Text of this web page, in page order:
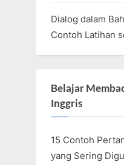
Dialog dalam
Contoh Latihan
Belajar
Inggris
15 Contoh
yang Sering